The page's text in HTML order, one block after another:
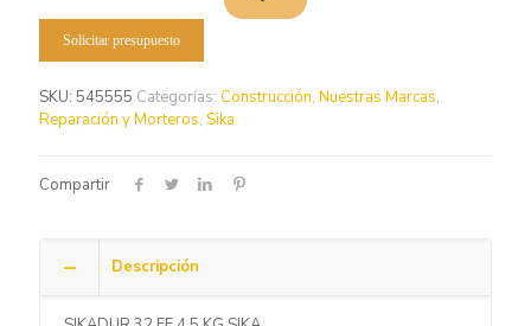
Solicitar presupuesto
SKU: 545555 Categorías: Construcción, Nuestras Marcas,
Reparación y Morteros, Sika
Compartir
Descripción